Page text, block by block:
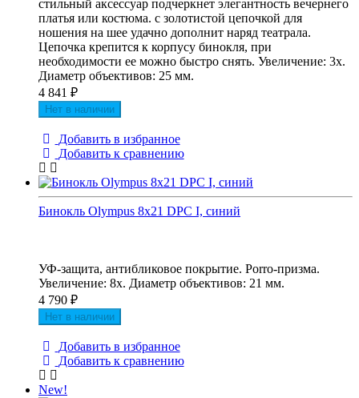
стильный аксессуар подчеркнет элегантность вечернего
платья или костюма. с золотистой цепочкой для
ношения на шее удачно дополнит наряд театрала.
Цепочка крепится к корпусу бинокля, при
необходимости ее можно быстро снять. Увеличение: 3х.
Диаметр объективов: 25 мм.
4 841 ₽
Нет в наличии
Добавить в избранное
Добавить к сравнению
Бинокль Olympus 8x21 DPC I, синий
УФ-защита, антибликовое покрытие. Porro-призма.
Увеличение: 8х. Диаметр объективов: 21 мм.
4 790 ₽
Нет в наличии
Добавить в избранное
Добавить к сравнению
New!